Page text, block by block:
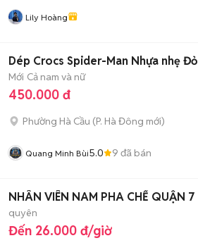
Lily Hoàng
Dép Crocs Spider-Man Nhựa nhẹ Đỏ
Mới Cả nam và nữ
450.000 đ
Phường Hà Cầu (P. Hà Đông mới)
Quang Minh Bùi5.0 9 đã bán
NHÂN VIÊN NAM PHA CHẾ QUẬN 7
quyên
Đến 26.000 đ/giờ